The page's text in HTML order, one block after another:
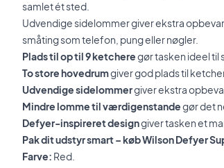
samlet ét sted.
Udvendige sidelommer giver ekstra
småting som telefon, pung eller nøgler.
Plads til op til 9 ketcheregør tasken ideel til
To store hovedrumgiver god plads til
Udvendige sidelommergiver ekstra
Mindre lomme til værdigenstandegør det
Defyer-inspireret designgiver tasken et
Pak dit udstyr smart – køb Wilson Defyer
Farve: Red.